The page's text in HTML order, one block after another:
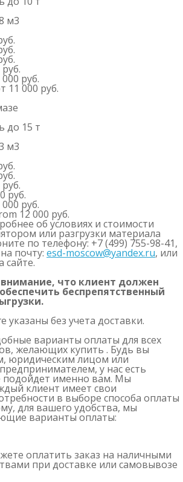
м3
руб.
11 000 руб.
до 15 т
м3
руб.
руб.
12 000 руб.
об условиях и стоимости
или разгрузки материала
по телефону: +7 (499) 755-98-41,
почту: esd-moscow@yandex.ru, или
сайте.
что клиент должен
беспрепятственный
указаны без учета доставки.
варианты оплаты для всех
желающих купить . Будь вы
юридическим лицом или
у нас есть
подойдет именно вам. Мы
клиент имеет свои
в выборе способа оплаты
для вашего удобства, мы
варианты оплаты:
оплатить заказ на наличными
при доставке или самовывозе